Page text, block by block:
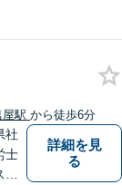
く
駅 から徒歩6分
社
士
詳細を見
る